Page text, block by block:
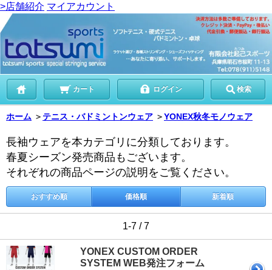
>店舗紹介 マイアカウント
カート ログイン 検索
ホーム ＞ テニス・バドミントンウェア ＞YONEX秋冬モノウェア
長袖ウェアを本カテゴリに分類しております。
春夏シーズン発売商品もございます。
それぞれの商品ページの説明をご覧ください。
おすすめ順 価格順 新着順
1-7 / 7
YONEX CUSTOM ORDER
SYSTEM WEB発注フォーム